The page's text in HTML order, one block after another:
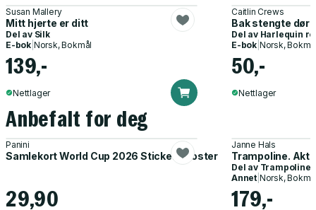
Susan Mallery
Mitt hjerte er ditt
Del av Silk
E-bok Norsk, Bokmål
139,-
Nettlager
Caitlin Crews
Bak stengte
Del av Harlequin
E-bok| Norsk,
50,-
Nettlager
Anbefalt for deg
Panini
Samlekort World Cup 2026 Sticker Booster
29,90
Janne Hals
Trampoline.
Del av Trampoline
Annet| Norsk,
179,-